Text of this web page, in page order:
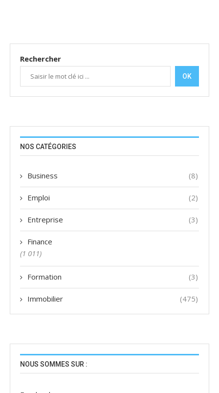
Rechercher
OK
NOS CATÉGORIES
Business (8)
Emploi (2)
Entreprise (3)
Finance
(1 011)
Formation (3)
Immobilier (475)
NOUS SOMMES SUR :